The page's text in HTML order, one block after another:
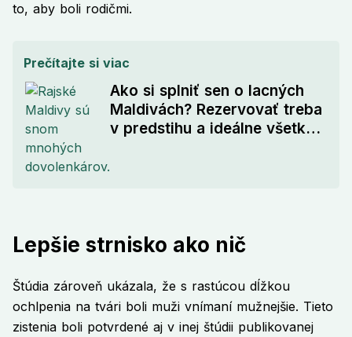
to, aby boli rodičmi.
Prečítajte si viac
Ako si splniť sen o lacných
Maldivách? Rezervovať treba
v predstihu a ideálne všetko
Lepšie strnisko ako nič
Štúdia zároveň ukázala, že s rastúcou dĺžkou
ochlpenia na tvári boli muži vnímaní mužnejšie. Tieto
zistenia boli potvrdené aj v inej štúdii publikovanej